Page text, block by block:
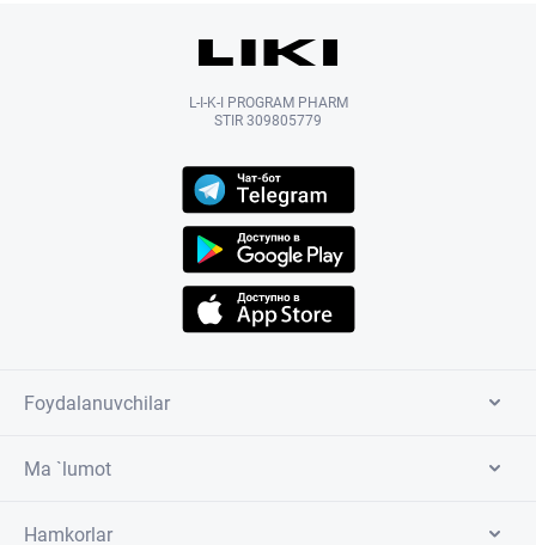
L-I-K-I PROGRAM PHARM
STIR 309805779
Foydalanuvchilar
Ma `lumot
Hamkorlar